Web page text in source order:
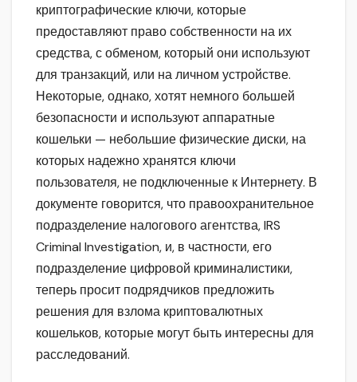
криптографические ключи, которые
предоставляют право собственности на их
средства, с обменом, который они используют
для транзакций, или на личном устройстве.
Некоторые, однако, хотят немного большей
безопасности и используют аппаратные
кошельки — небольшие физические диски, на
которых надежно хранятся ключи
пользователя, не подключенные к Интернету. В
документе говорится, что правоохранительное
подразделение налогового агентства, IRS
Criminal Investigation, и, в частности, его
подразделение цифровой криминалистики,
теперь просит подрядчиков предложить
решения для взлома криптовалютных
кошельков, которые могут быть интересны для
расследований.